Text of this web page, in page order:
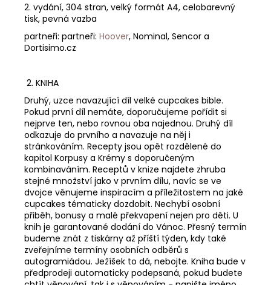
2. vydání, 304 stran, velký formát A4, celobarevný
tisk, pevná vazba
partneři: partneři: Hoover, Nominal, Sencor a
Dortisimo.cz
2. KNIHA
Druhý, uzce navazující díl velké cupcakes bible.
Pokud první díl nemáte, doporučujeme pořídit si
nejprve ten, nebo rovnou oba najednou. Druhý díl
odkazuje do prvního a navazuje na něj i
stránkováním. Recepty jsou opět rozdělené do
kapitol Korpusy a Krémy s doporučeným
kombinaváním. Receptů v knize najdete zhruba
stejné množství jako v prvním dílu, navíc se ve
dvojce věnujeme inspiracím a příležitostem na jaké
cupcakes tématicky dozdobit. Nechybí osobní
přiběh, bonusy a malé překvapení nejen pro děti. U
knih je garantované dodání do Vánoc. Přesný termín
budeme znát z tiskárny až příští týden, kdy také
zveřejníme termíny osobních odběrů s
autogramiádou. Ježíšek to dá, nebojte. Kniha bude v
předprodeji automaticky podepsaná, pokud budete